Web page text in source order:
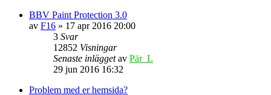
BBV Paint Protection 3.0
av F16 » 17 apr 2016 20:00
3 Svar
12852 Visningar
Senaste inläggetav Pär_L
29 jun 2016 16:32
Problem med er hemsida?